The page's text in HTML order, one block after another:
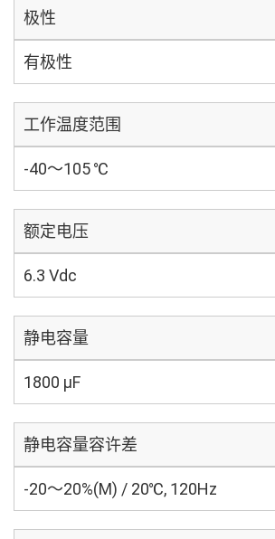
极性
有极性
工作温度范围
-40～105 ℃
额定电压
6.3 Vdc
静电容量
1800 µF
静电容量容许差
-20～20%(M) / 20℃, 120Hz